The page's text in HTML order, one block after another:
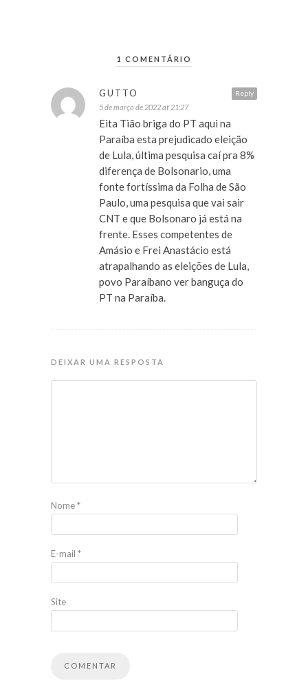
1 COMENTÁRIO
Reply
GUTTO
5 de março de 2022 at 21:27
Eita Tião briga do PT aqui na
Paraíba esta prejudicado eleição
de Lula, última pesquisa caí pra 8%
diferença de Bolsonario, uma
fonte fortíssima da Folha de São
Paulo, uma pesquisa que vai sair
CNT e que Bolsonaro já está na
frente. Esses competentes de
Amásio e Frei Anastácio está
atrapalhando as eleições de Lula,
povo Paraíbano ver banguça do
PT na Paraíba.
DEIXAR UMA RESPOSTA
Nome*
E-mail *
Site